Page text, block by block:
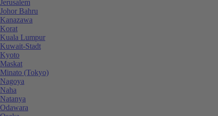
Jerusalem
Johor Bahru
Kanazawa
Korat
Kuala Lumpur
Kuwait-Stadt
Kyoto
Maskat
Minato (Tokyo)
Nagoya
Naha
Natanya
Odawara